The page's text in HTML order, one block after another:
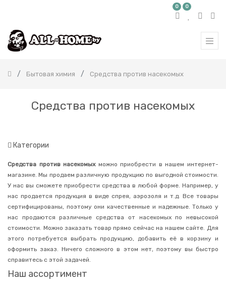
0 0
Бытовая химия Средства против насекомых
Средства против насекомых
Категории
ТОВАРОВ
Бытовая
Корейская
бытовая
химия
Средства
для
стирки
Чистящие
средства
для
дома
Средства
бытовой
техники
Краска
для
ткани
Средства против насекомыхможно приобрести в нашем интернет-
магазине. Мы продаем различную продукцию по выгодной стоимости.
У нас вы сможете приобрести средства в любой форме. Например, у
нас продается продукция в виде спрея, аэрозоля и т.д. Все товары
сертифицированы, поэтому они качественные и надежные. Только у
нас продаются различные средства от насекомых по невысокой
стоимости. Можно заказать товар прямо сейчас на нашем сайте. Для
этого потребуется выбрать продукцию, добавить её в корзину и
оформить заказ. Ничего сложного в этом нет, поэтому вы быстро
справитесь с этой задачей.
Наш ассортимент